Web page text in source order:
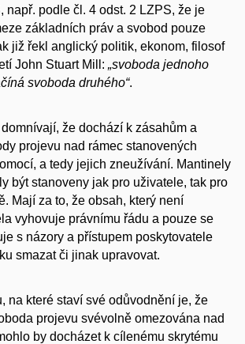
např. podle čl. 4 odst. 2 LZPS, že je
základních práv a svobod pouze
již řekl anglický politik, ekonom, filosof
John Stuart Mill: „svoboda jednoho
svoboda druhého“.
že dochází k zásahům a
projevu nad rámec stanovených
a tedy jejich zneužívání. Mantinely
být stanoveny jak pro uživatele, tak pro
Mají za to, že obsah, který není
vyhovuje právnímu řádu a pouze se
s názory a přístupem poskytovatele
smazat či jinak upravovat.
na které staví své odůvodnění je, že
projevu svévolně omezována nad
by docházet k cílenému skrytému